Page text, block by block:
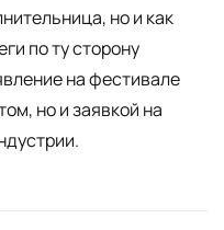
но и как
по ту сторону
на фестивале
но и заявкой на